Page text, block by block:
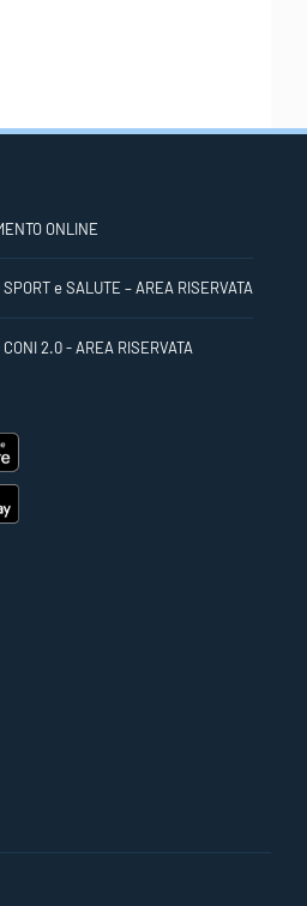
ONLINE
SPORT e SALUTE – AREA RISERVATA
CONI 2.0 - AREA RISERVATA